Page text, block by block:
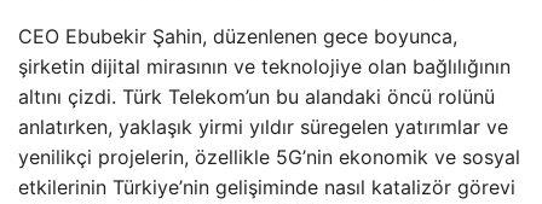
CEO Ebubekir Şahin, düzenlenen gece boyunca,
şirketin dijital mirasının ve teknolojiye olan bağlılığının
altını çizdi. Türk Telekom’un bu alandaki öncü rolünü
anlatırken, yaklaşık yirmi yıldır süregelen yatırımlar ve
yenilikçi projelerin, özellikle 5G’nin ekonomik ve sosyal
etkilerinin Türkiye’nin gelişiminde nasıl katalizör görevi